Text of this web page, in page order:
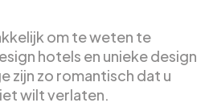
om te weten te
hotels en unieke design
zijn zo romantisch dat u
wilt verlaten.